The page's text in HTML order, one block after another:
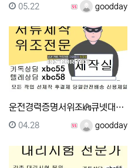
등록자 goodday
등록일
05.22
운전경력증명서위조㎪큐넷대리시험●톡상담xbc55▲텔레그램…
등록자goodday
등록일
04.28